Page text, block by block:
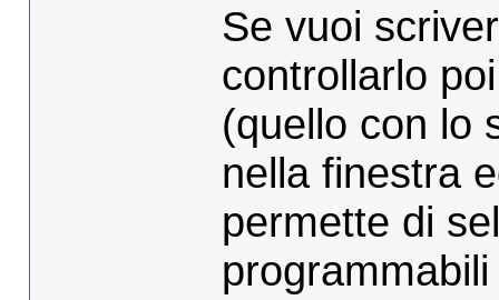
Se vuoi
controllarlo
(quello con lo
nella finestra
permette di